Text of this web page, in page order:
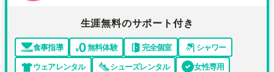
生涯無料のサポート付き
食事指導 無料体験 完全個室
シャワー
ウェアレンタル
シューズレンタル 女性専用